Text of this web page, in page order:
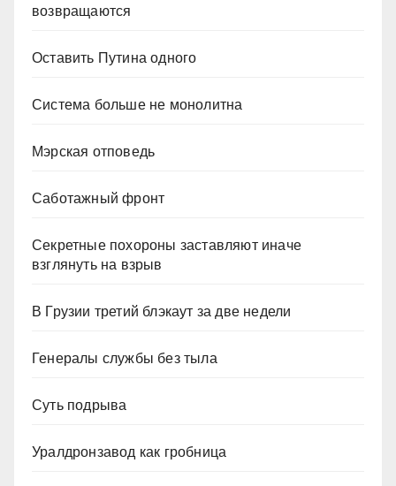
возвращаются
Оставить Путина одного
Система больше не монолитна
Мэрская отповедь
Саботажный фронт
Секретные похороны заставляют иначе
взглянуть на взрыв
В Грузии третий блэкаут за две недели
Генералы службы без тыла
Суть подрыва
Уралдронзавод как гробница